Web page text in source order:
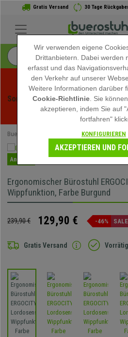
Gratis Versand 30 Tage
Sommerschlussverauf bei
für kurze Zeit -
Buerostuhlpro
Angebot
Ergonomischer Bürostuhl
Wippfunktion, Farbe Burgund
239,90 € 129,90 € -46% SALE
Gratis Versand
Wir verwenden eigene
Drittanbietern. Dabei werden
erfasst und das
den Verkehr auf unserer
Weitere Informationen darüber
Cookie-Richtlinie . Sie
akzeptieren, indem Sie auf
fortfahren"
KONFIGURIEREN
AKZEPTIEREN UND